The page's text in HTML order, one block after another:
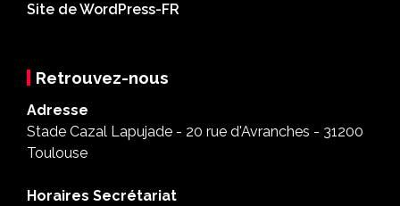
Site de WordPress-FR
Retrouvez-nous
Adresse
Stade Cazal Lapujade - 20 rue d'Avranches - 31200
Toulouse
Horaires Secrétariat